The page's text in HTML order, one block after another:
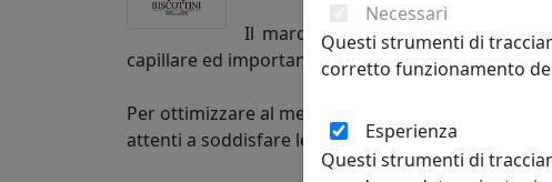
Il marchio Biscottini è molto
capillare ed importante presenza sul mercato.
Per ottimizzare al meglio la propria attività
attenti a soddisfare le esigenze della Clientela.
Necessari
Questi strumenti di
corretto funzionamento
Esperienza
Questi strumenti di